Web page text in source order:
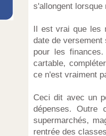
s'allongent
Il est vrai que les
date de versement
pour les
cartable,
ce n'est vraiment
Ceci dit avec un
dépenses. Outre
supermarchés,
rentrée des